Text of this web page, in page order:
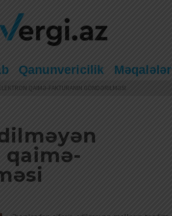
Qanunvericilik Məqalələr
QAIMƏ-FAKTURANIN GÖNDƏRILMƏSI